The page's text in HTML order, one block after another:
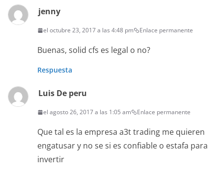
jenny
el octubre 23, 2017 a las 4:48 pm Enlace permanente
Buenas, solid cfs es legal o no?
Respuesta
Luis De peru
el agosto 26, 2017 a las 1:05 am Enlace permanente
Que tal es la empresa a3t trading me quieren
engatusar y no se si es confiable o estafa para
invertir